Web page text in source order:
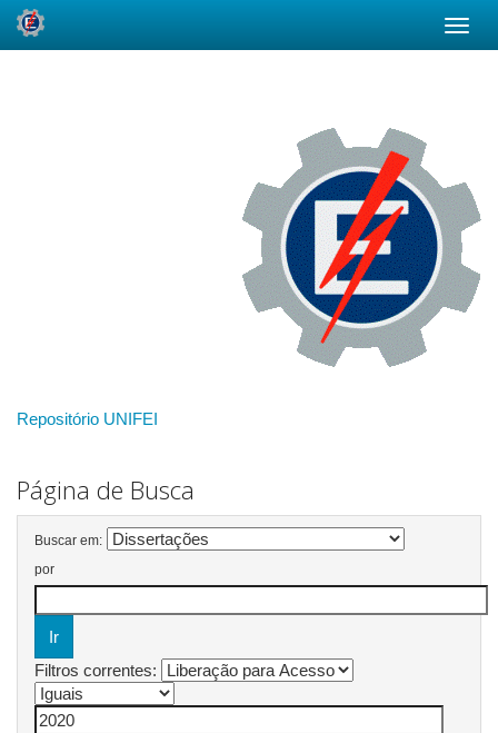
Repositório UNIFEI
Página de Busca
Buscar em:
por
Filtros correntes: